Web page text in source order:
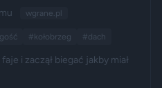
wgrane.pl
#kołobrzeg #dach
i zaczął biegać jakby miał